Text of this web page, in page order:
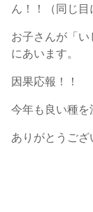
ん！！（同じ目
お子さんが「
にあいます。
因果応報！！
今年も良い種を
ありがとうご